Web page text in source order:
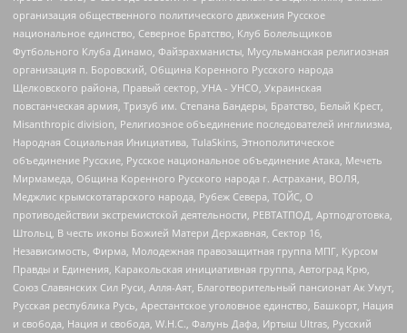
организация общественного политического движения Русское
национальное единство, Северное Братство, Клуб Болельщиков
Футбольного Клуба Динамо, Файзрахманисты, Мусульманская религиозная
организация п. Боровский, Община Коренного Русского народа
Щелковского района, Правый сектор, УНА - УНСО, Украинская
повстанческая армия, Тризуб им. Степана Бандеры, Братство, Белый Крест,
Misanthropic division, Религиозное объединение последователей инглиизма,
Народная Социальная Инициатива, TulaSkins, Этнополитическое
объединение Русские, Русское национальное объединение Атака, Мечеть
Мирмамеда, Община Коренного Русского народа г. Астрахани, ВОЛЯ,
Меджлис крымскотатарского народа, Рубеж Севера, ТОЙС, О
противодействии экстремистской деятельности, РЕВТАТПОД, Артподготовка,
Штольц, В честь иконы Божией Матери Державная, Сектор 16,
Независимость, Фирма, Молодежная правозащитная группа МПГ, Курсом
Правды и Единения, Каракольская инициативная группа, Автоград Крю,
Союз Славянских Сил Руси, Алля-Аят, Благотворительный пансионат Ак Умут,
Русская республика Русь, Арестантское уголовное единство, Башкорт, Нация
и свобода, Нация и свобода, W.H.С., Фалунь Дафа, Иртыш Ultras, Русский